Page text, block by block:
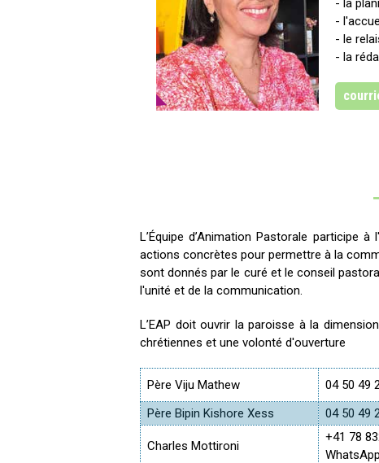
- la
-
- le
- la
L’Équipe d’Animation Pastorale
actions concrètes pour permettre à la
sont donnés par le curé et le conseil
l'unité et de la communication.
L’EAP doit ouvrir la paroisse à la
chrétiennes et une volonté d'ouverture
Père Viju Mathew 04 50 49
Père Bipin Kishore Xess 04 50 49
Charles Mottironi
+41 78
WhatsApp